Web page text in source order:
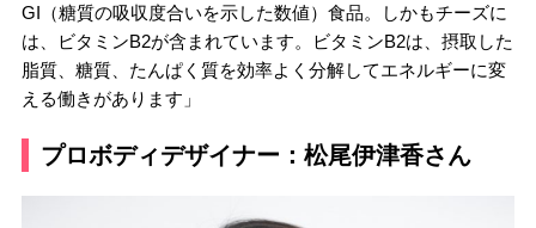
GI（糖質の吸収度合いを示した数値）食品。しかもチーズに
は、ビタミンB2が含まれています。ビタミンB2は、摂取した
脂質、糖質、たんぱく質を効率よく分解してエネルギーに変
える働きがあります」
プロボディデザイナー：松尾伊津香さん